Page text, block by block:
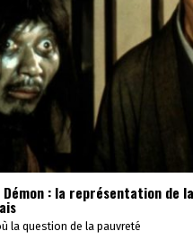
Démon : la représentation de
la question de la pauvreté